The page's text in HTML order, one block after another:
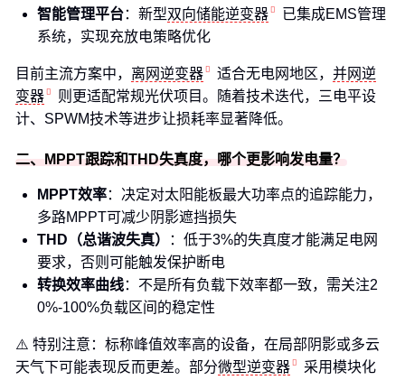
智能管理平台：新型双向储能逆变器
已集成EMS管理
系统，实现充放电策略优化
目前主流方案中， 离网逆变器 适合无电网地区， 并网逆
变器
则更适配常规光伏项目。随着技术迭代，三电平设
计、SPWM技术等进步让损耗率显著降低。
二、MPPT跟踪和THD失真度，哪个更影响发电量？
MPPT效率：决定对太阳能板最大功率点的追踪能力，
多路MPPT可减少阴影遮挡损失
THD（总谐波失真）
：低于3%的失真度才能满足电网
要求，否则可能触发保护断电
转换效率曲线：不是所有负载下效率都一致，需关注2
0%-100%负载区间的稳定性
⚠️ 特别注意：标称峰值效率高的设备，在局部阴影或多云
天气下可能表现反而更差。部分微型逆变器
采用模块化